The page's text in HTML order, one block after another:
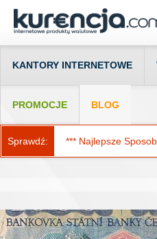
KANTORY INTERNETOWE
PROMOCJE BLOG
Sprawdź: *** Najlepsze